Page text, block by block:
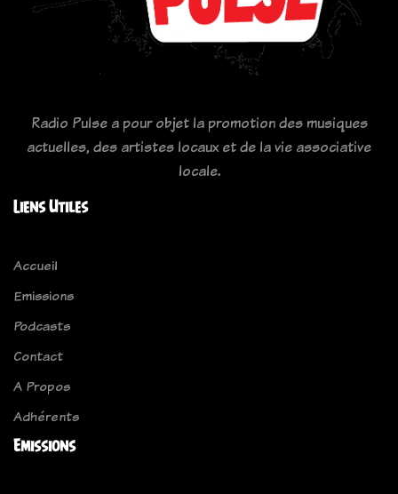
Radio Pulse a pour objet la promotion des musiques
actuelles, des artistes locaux et de la vie associative
locale.
Liens Utiles
Accueil
Emissions
Podcasts
Contact
A Propos
Adhérents
Emissions